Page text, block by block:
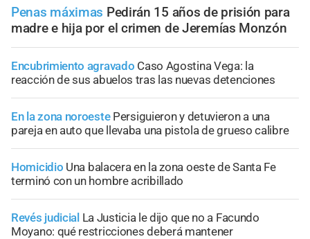
Penas máximas Pedirán 15 años de prisión para
madre e hija por el crimen de Jeremías Monzón
Encubrimiento agravado Caso Agostina Vega: la
reacción de sus abuelos tras las nuevas detenciones
En la zona noroeste Persiguieron y detuvieron a una
pareja en auto que llevaba una pistola de grueso calibre
Homicidio Una balacera en la zona oeste de Santa Fe
terminó con un hombre acribillado
Revés judicial La Justicia le dijo que no a Facundo
Moyano: qué restricciones deberá mantener